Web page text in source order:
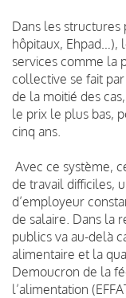
Dans les structures
hôpitaux, Ehpad…),
services comme la
collective se fait
de la moitié des
le prix le plus bas,
cinq ans.
Avec ce système,
de travail difficiles,
d’employeur
de salaire. Dans la
publics va au-delà
alimentaire et la
Demoucron de la
l’alimentation